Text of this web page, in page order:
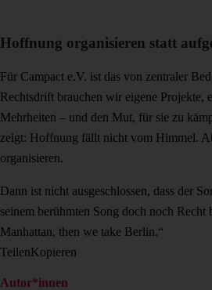
Hoffnung organisieren statt
Für Campact e.V. ist das von zentraler
Rechtsdrift brauchen wir eigene Projekte,
Mehrheiten – und den Mut, für sie zu
zeigt: Hoffnung fällt nicht vom Himmel.
organisieren.
Dann ist nicht ausgeschlossen, dass der
seinem berühmten Song doch noch Recht
Manhattan, then we take Berlin.“
TeilenKopieren
Autor*innen